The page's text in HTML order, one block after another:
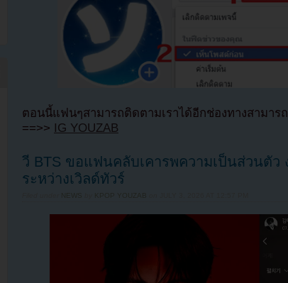
ตอนนี้แฟนๆสามารถติดตามเราได้อีกช่องทางสามา
==>> IG YOUZAB
วี BTS ขอแฟนคลับเคารพความเป็นส่วนตัว
ระหว่างเวิลด์ทัวร์
NEWS KPOP YOUZAB